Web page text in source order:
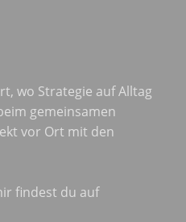
wo Strategie auf Alltag
gemeinsamen
vor Ort mit den
findest du auf